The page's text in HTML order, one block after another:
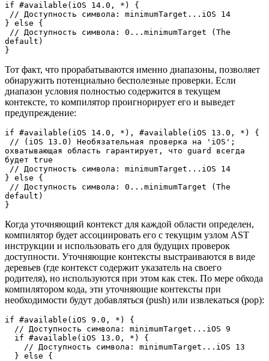
if #available(iOS 14.0, *) {
} else {
default)
}
Тот факт, что прорабатываются именно диапазоны, позволяет
обнаружить потенциально бесполезные проверки. Если
диапазон условия полностью содержится в текущем
контексте, то компилятор проигнорирует его и выведет
предупреждение:
if #available(iOS 14.0, *), #available(iOS 13.0, *) {
охватывающая область гарантирует, что guard всегда
будет true
} else {
default)
}
Когда уточняющий контекст для каждой области определен,
компилятор будет ассоциировать его с текущим узлом AST
инструкции и использовать его для будущих проверок
доступности. Уточняющие контексты выстраиваются в виде
деревьев (где контекст содержит указатель на своего
родителя), но используются при этом как стек. По мере обхода
компилятором кода, эти уточняющие контексты при
необходимости будут добавляться (push) или извлекаться (pop):
if #available(iOS 9.0, *) {